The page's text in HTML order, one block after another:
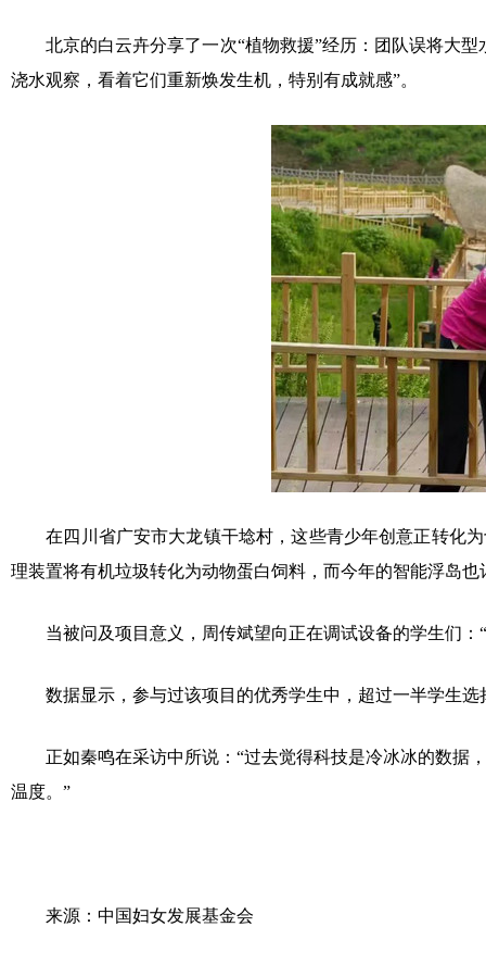
北京的白云卉分享了一次“植物救援”经历：团队误将大型
浇水观察，看着它们重新焕发生机，特别有成就感”。
在四川省广安市大龙镇干埝村，这些青少年创意正转化为
理装置将有机垃圾转化为动物蛋白饲料，而今年的智能浮岛
当被问及项目意义，周传斌望向正在调试设备的学生们：“
数据显示，参与过该项目的优秀学生中，超过一半学生选
正如秦鸣在采访中所说：“过去觉得科技是冷冰冰的数据
温度。”
来源：中国妇女发展基金会